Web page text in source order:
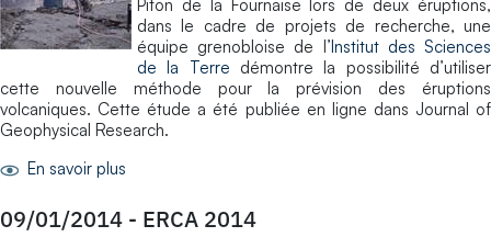
Piton de la Fournaise lors de deux éruptions,
dans le cadre de projets de recherche, une
équipe grenobloise de l’Institut des Sciences
de la Terre démontre la possibilité d’utiliser
cette nouvelle méthode pour la prévision des éruptions
volcaniques. Cette étude a été publiée en ligne dans Journal of
Geophysical Research.
En savoir plus
09/01/2014 - ERCA 2014